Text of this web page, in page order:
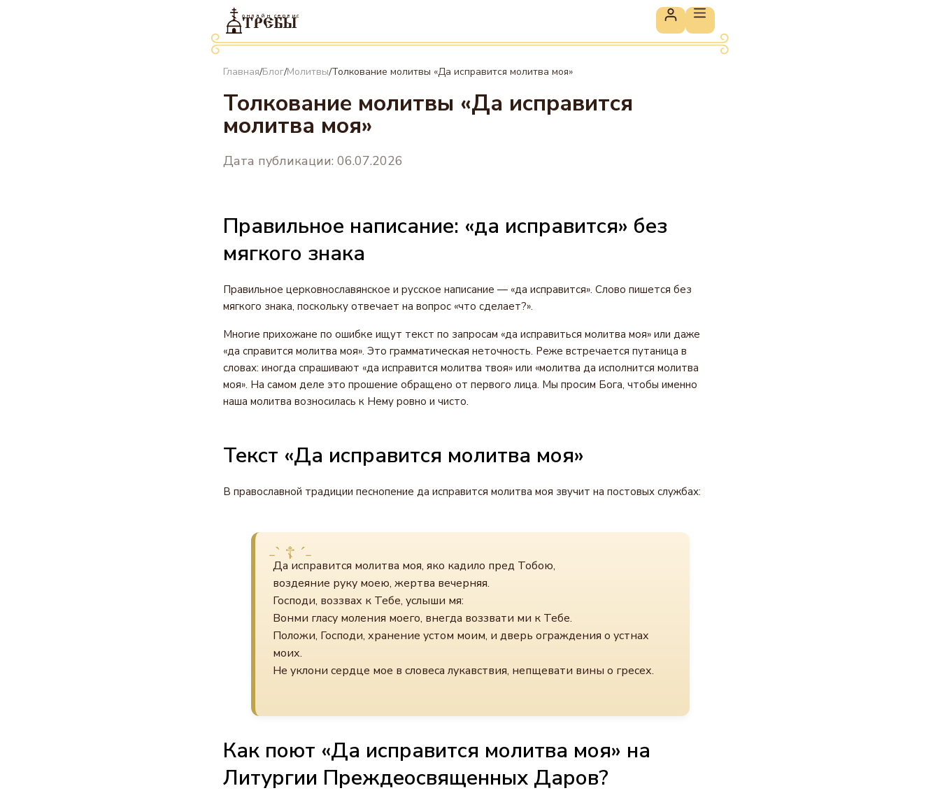
онлайн сервис
ТРЕБЫ
Главная/Блог/Молитвы/Толкование молитвы «Да исправится молитва моя»
Толкование молитвы «Да исправится
молитва моя»
Дата публикации: 06.07.2026
Правильное написание: «да исправится» без
мягкого знака
Правильное церковнославянское и русское написание — «да исправится». Слово пишется без
мягкого знака, поскольку отвечает на вопрос «что сделает?».
Многие прихожане по ошибке ищут текст по запросам «да исправиться молитва моя» или даже
«да справится молитва моя». Это грамматическая неточность. Реже встречается путаница в
словах: иногда спрашивают «да исправится молитва твоя» или «молитва да исполнится молитва
моя». На самом деле это прошение обращено от первого лица. Мы просим Бога, чтобы именно
наша молитва возносилась к Нему ровно и чисто.
Текст «Да исправится молитва моя»
В православной традиции песнопение да исправится молитва моя звучит на постовых службах:
Да исправится молитва моя, яко кадило пред Тобою,
воздеяние руку моею, жертва вечерняя.
Господи, воззвах к Тебе, услыши мя:
Вонми гласу моления моего, внегда воззвати ми к Тебе.
Положи, Господи, хранение устом моим, и дверь ограждения о устнах
моих.
Не уклони сердце мое в словеса лукавствия, непщевати вины о гресех.
Как поют «Да исправится молитва моя» на
Литургии Преждеосвященных Даров?